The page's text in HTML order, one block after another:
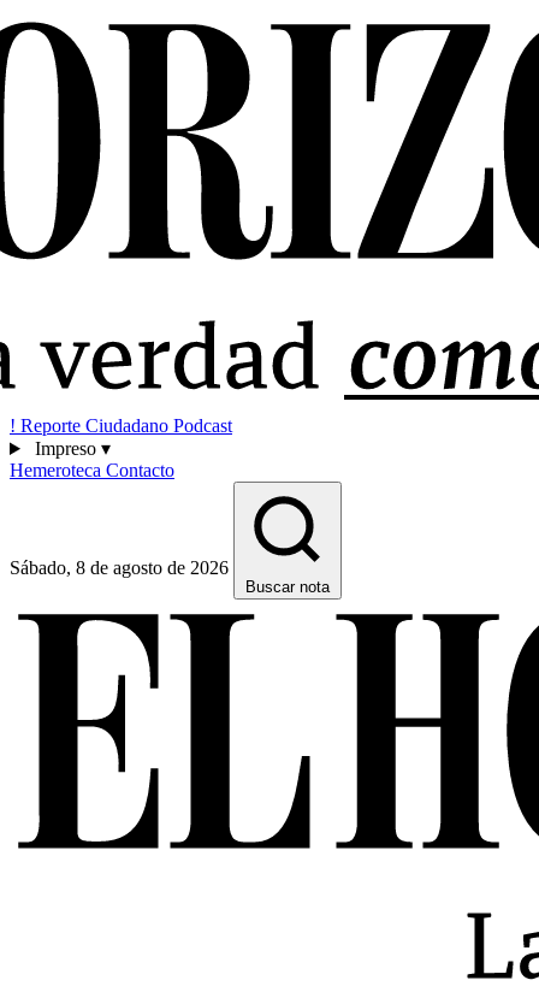
! Reporte Ciudadano Podcast
Impreso ▾
Hemeroteca Contacto
Sábado, 8 de agosto de 2026
Buscar nota